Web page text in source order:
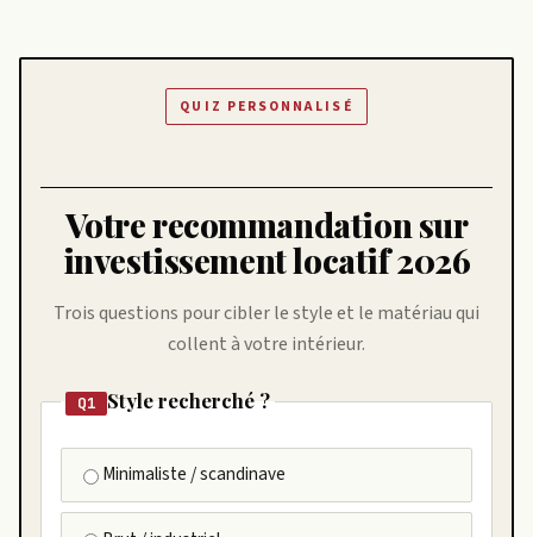
QUIZ PERSONNALISÉ
Votre recommandation sur
investissement locatif 2026
Trois questions pour cibler le style et le matériau qui
collent à votre intérieur.
Q1 Style recherché ?
Minimaliste / scandinave